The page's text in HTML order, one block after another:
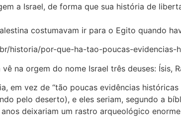
a Israel, de forma que sua história de
costumavam ir para o Egito quando
historia/por-que-ha-tao-poucas-evidencias-
na orgem do nome Israel três deuses: Ísis,
em vez de “tão poucas evidências
pelo deserto), e eles seriam, segundo a
deixariam um rastro arqueológico